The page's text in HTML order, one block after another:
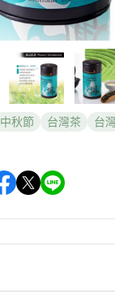
中秋節 台灣茶 台